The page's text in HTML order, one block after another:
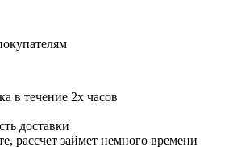
в течение 2х часов
доставки
рассчет займет немного времени